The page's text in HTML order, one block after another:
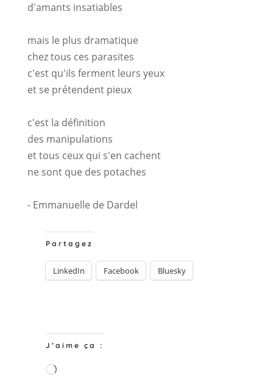
d'amants insatiables
mais le plus dramatique
chez tous ces parasites
c'est qu'ils ferment leurs yeux
et se prétendent pieux
c'est la définition
des manipulations
et tous ceux qui s'en cachent
ne sont que des potaches
- Emmanuelle de Dardel
Partagez
LinkedIn Facebook Bluesky
J’aime ça :
Chargement…